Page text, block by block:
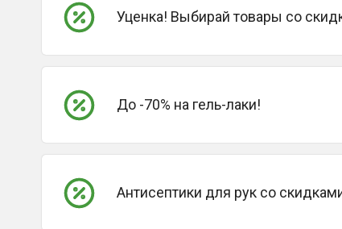
Уценка! Выбирай товары со
До -70% на гель-лаки!
Антисептики для рук со